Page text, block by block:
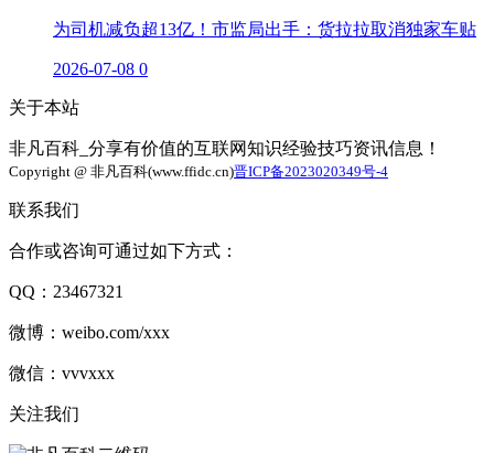
为司机减负超13亿！市监局出手：货拉拉取消独家车贴
2026-07-08 0
关于本站
非凡百科_分享有价值的互联网知识经验技巧资讯信息！
Copyright @ 非凡百科(www.ffidc.cn)晋ICP备2023020349号-4
联系我们
合作或咨询可通过如下方式：
QQ：23467321
微博：weibo.com/xxx
微信：vvvxxx
关注我们